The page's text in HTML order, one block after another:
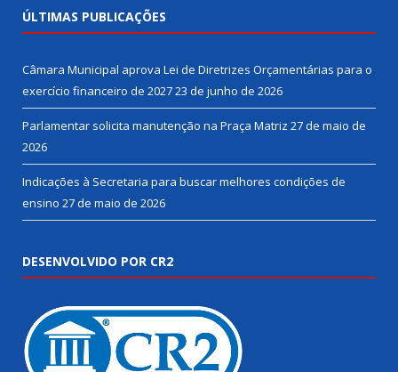
ÚLTIMAS PUBLICAÇÕES
Câmara Municipal aprova Lei de Diretrizes Orçamentárias para o
exercício financeiro de 202723 de junho de 2026
Parlamentar solicita manutenção na Praça Matriz 27 de maio de
2026
Indicações à Secretaria para buscar melhores condições de
ensino 27 de maio de 2026
DESENVOLVIDO POR CR2